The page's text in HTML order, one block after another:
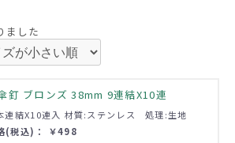
ました
釘 ブロンズ 38mm 9連結X10連
連結X10連入 材質:ステンレス 処理:生地
(税込)： ￥498